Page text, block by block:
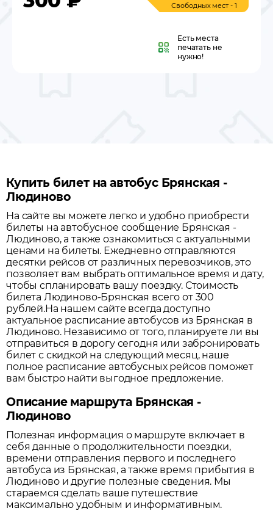
Свободных мест - 1
Есть места
печатать не
нужно!
Купить билет на автобус Брянская -
Людиново
На сайте вы можете легко и удобно приобрести
билеты на автобусное сообщение Брянская -
Людиново, а также ознакомиться с актуальными
ценами на билеты. Ежедневно отправляются
десятки рейсов от различных перевозчиков, это
позволяет вам выбрать оптимальное время и дату,
чтобы спланировать вашу поездку. Стоимость
билета Людиново-Брянская всего от 300
рублей.На нашем сайте всегда доступно
актуальное расписание автобусов из Брянская в
Людиново. Независимо от того, планируете ли вы
отправиться в дорогу сегодня или забронировать
билет с скидкой на следующий месяц, наше
полное расписание автобусных рейсов поможет
вам быстро найти выгодное предложение.
Описание маршрута Брянская -
Людиново
Полезная информация о маршруте включает в
себя данные о продолжительности поездки,
времени отправления первого и последнего
автобуса из Брянская, а также время прибытия в
Людиновои другие полезные сведения. Мы
стараемся сделать ваше путешествие
максимально удобным и информативным.